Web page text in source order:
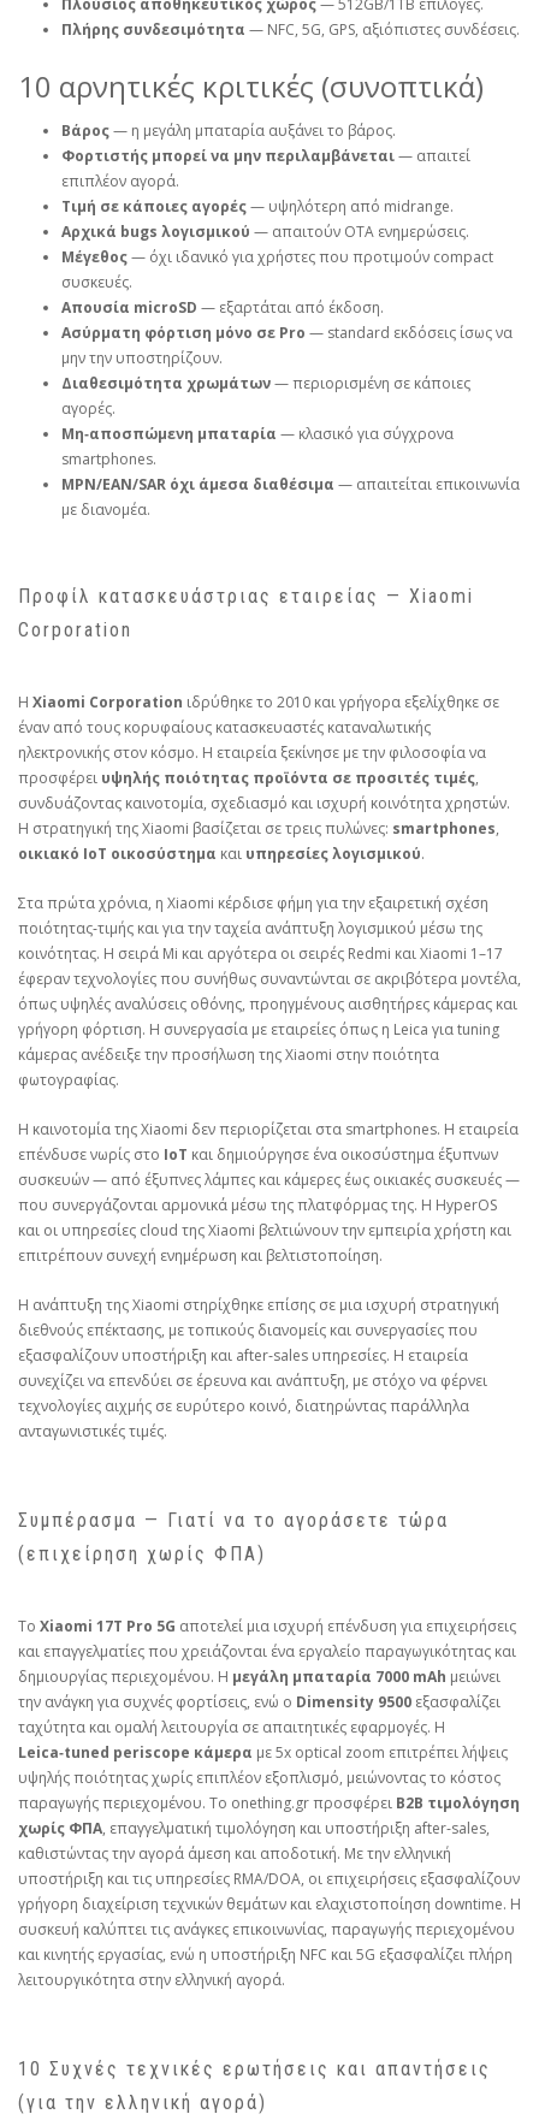
Πλήρης συνδεσιμότητα — NFC, 5G, GPS, αξιόπιστες συνδέσεις.
10 αρνητικές κριτικές (συνοπτικά)
Βάρος— η μεγάλη μπαταρία αυξάνει το βάρος.
Φορτιστής μπορεί να μην περιλαμβάνεται— απαιτεί
επιπλέον αγορά.
Τιμή σε κάποιες αγορές— υψηλότερη από midrange.
Αρχικά bugs λογισμικού — απαιτούν OTA ενημερώσεις.
Μέγεθος— όχι ιδανικό για χρήστες που προτιμούν compact
συσκευές.
Απουσία microSD — εξαρτάται από έκδοση.
Ασύρματη φόρτιση μόνο σε Pro — standard εκδόσεις ίσως να
μην την υποστηρίζουν.
Διαθεσιμότητα χρωμάτων— περιορισμένη σε κάποιες
αγορές.
Μη‑αποσπώμενη μπαταρία — κλασικό για σύγχρονα
smartphones.
MPN/EAN/SAR όχι άμεσα διαθέσιμα — απαιτείται επικοινωνία
με διανομέα.
Προφίλ κατασκευάστριας εταιρείας — Xiaomi
Corporation
Η Xiaomi Corporation ιδρύθηκε το 2010 και γρήγορα εξελίχθηκε σε
έναν από τους κορυφαίους κατασκευαστές καταναλωτικής
ηλεκτρονικής στον κόσμο. Η εταιρεία ξεκίνησε με την φιλοσοφία να
προσφέρει υψηλής ποιότητας προϊόντα σε προσιτές τιμές,
συνδυάζοντας καινοτομία, σχεδιασμό και ισχυρή κοινότητα χρηστών.
Η στρατηγική της Xiaomi βασίζεται σε τρεις πυλώνες: smartphones,
οικιακό IoT οικοσύστημα και υπηρεσίες λογισμικού.
Στα πρώτα χρόνια, η Xiaomi κέρδισε φήμη για την εξαιρετική σχέση
ποιότητας‑τιμής και για την ταχεία ανάπτυξη λογισμικού μέσω της
κοινότητας. Η σειρά Mi και αργότερα οι σειρές Redmi και Xiaomi 1–17
έφεραν τεχνολογίες που συνήθως συναντώνται σε ακριβότερα μοντέλα,
όπως υψηλές αναλύσεις οθόνης, προηγμένους αισθητήρες κάμερας και
γρήγορη φόρτιση. Η συνεργασία με εταιρείες όπως η Leica για tuning
κάμερας ανέδειξε την προσήλωση της Xiaomi στην ποιότητα
φωτογραφίας.
Η καινοτομία της Xiaomi δεν περιορίζεται στα smartphones. Η εταιρεία
επένδυσε νωρίς στο IoT και δημιούργησε ένα οικοσύστημα έξυπνων
συσκευών — από έξυπνες λάμπες και κάμερες έως οικιακές συσκευές —
που συνεργάζονται αρμονικά μέσω της πλατφόρμας της. Η HyperOS
και οι υπηρεσίες cloud της Xiaomi βελτιώνουν την εμπειρία χρήστη και
επιτρέπουν συνεχή ενημέρωση και βελτιστοποίηση.
Η ανάπτυξη της Xiaomi στηρίχθηκε επίσης σε μια ισχυρή στρατηγική
διεθνούς επέκτασης, με τοπικούς διανομείς και συνεργασίες που
εξασφαλίζουν υποστήριξη και after‑sales υπηρεσίες. Η εταιρεία
συνεχίζει να επενδύει σε έρευνα και ανάπτυξη, με στόχο να φέρνει
τεχνολογίες αιχμής σε ευρύτερο κοινό, διατηρώντας παράλληλα
ανταγωνιστικές τιμές.
Συμπέρασμα — Γιατί να το αγοράσετε τώρα
(επιχείρηση χωρίς ΦΠΑ)
Το Xiaomi 17T Pro 5G αποτελεί μια ισχυρή επένδυση για επιχειρήσεις
και επαγγελματίες που χρειάζονται ένα εργαλείο παραγωγικότητας και
δημιουργίας περιεχομένου. Η μεγάλη μπαταρία 7000 mAh μειώνει
την ανάγκη για συχνές φορτίσεις, ενώ ο Dimensity 9500 εξασφαλίζει
ταχύτητα και ομαλή λειτουργία σε απαιτητικές εφαρμογές. Η
Leica‑tuned periscope κάμερα με 5x optical zoom επιτρέπει λήψεις
υψηλής ποιότητας χωρίς επιπλέον εξοπλισμό, μειώνοντας το κόστος
παραγωγής περιεχομένου. Το onething.gr προσφέρει B2B τιμολόγηση
χωρίς ΦΠΑ, επαγγελματική τιμολόγηση και υποστήριξη after‑sales,
καθιστώντας την αγορά άμεση και αποδοτική. Με την ελληνική
υποστήριξη και τις υπηρεσίες RMA/DOA, οι επιχειρήσεις εξασφαλίζουν
γρήγορη διαχείριση τεχνικών θεμάτων και ελαχιστοποίηση downtime. Η
συσκευή καλύπτει τις ανάγκες επικοινωνίας, παραγωγής περιεχομένου
και κινητής εργασίας, ενώ η υποστήριξη NFC και 5G εξασφαλίζει πλήρη
λειτουργικότητα στην ελληνική αγορά.
10 Συχνές τεχνικές ερωτήσεις και απαντήσεις
(για την ελληνική αγορά)